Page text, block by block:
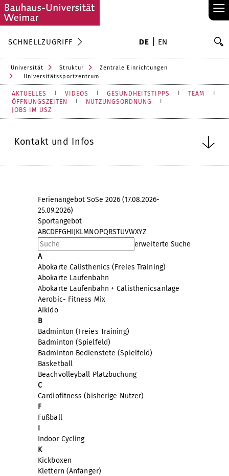
≡
SCHNELLZUGRIFF DE EN
Universität Struktur
Zentrale Einrichtungen
Universitätssportzentrum
AKTUELLES VIDEOS GESUNDHEITSTIPPS
TEAM
ÖFFNUNGSZEITEN
NUTZUNGSORDNUNG
JOBS IM USZ
Kontakt und Infos
Ferienangebot SoSe 2026 (17.08.2026-
25.09.2026)
Sportangebot
ABCDEFGHIJKLMNOPQRSTUVWXYZ
erweiterte Suche
A
Abokarte Calisthenics (Freies Training)
Abokarte Laufenbahn
Abokarte Laufenbahn + Calisthenicsanlage
Aerobic- Fitness Mix
Aikido
B
Badminton (Freies Training)
Badminton (Spielfeld)
Badminton Bedienstete (Spielfeld)
Basketball
Beachvolleyball Platzbuchung
C
Cardiofitness (bisherige Nutzer)
F
Fußball
I
Indoor Cycling
K
Kickboxen
Klettern (Anfänger)